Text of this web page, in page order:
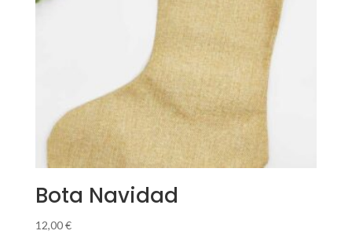
Bota Navidad
12,00€